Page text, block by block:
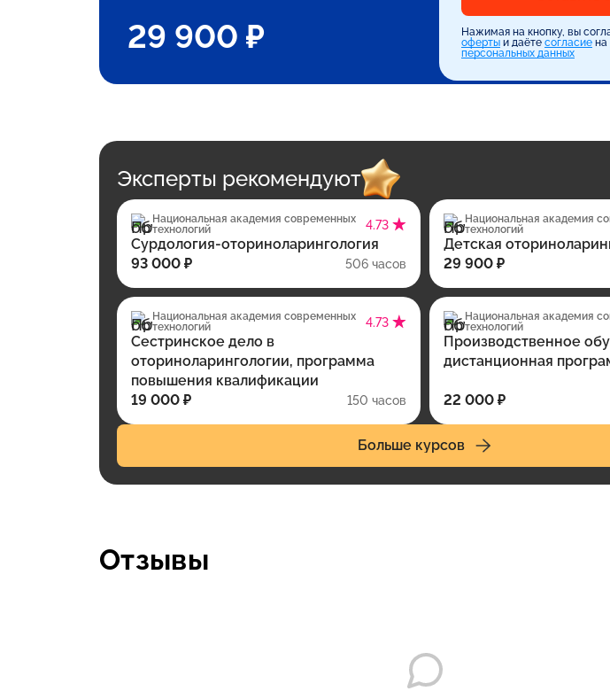
29 900 ₽ Нажимая на кнопку, вы
оферты и даёте согласие на
персональных данных
Эксперты рекомендуют
Национальная академия современных
технологий
4.73
Сурдология-оториноларингология
93 000 ₽
506 часов
Национальная академия
технологий
Детская
29 900 ₽
Национальная академия современных
технологий
4.73
Сестринское дело в
оториноларингологии, программа
повышения квалификации
19 000 ₽
150 часов
Национальная академия
технологий
Производственное
дистанционная
22 000 ₽
Больше курсов
Отзывы